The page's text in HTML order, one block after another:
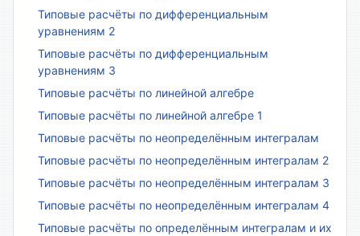
Типовые расчёты по дифференциальным
уравнениям 2
Типовые расчёты по дифференциальным
уравнениям 3
Типовые расчёты по линейной алгебре
Типовые расчёты по линейной алгебре 1
Типовые расчёты по неопределённым интегралам
Типовые расчёты по неопределённым интегралам 2
Типовые расчёты по неопределённым интегралам 3
Типовые расчёты по неопределённым интегралам 4
Типовые расчёты по определённым интегралам и их